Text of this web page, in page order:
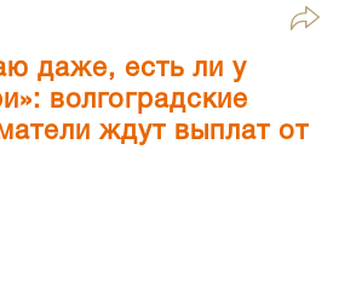
даже, есть ли у
волгоградские
ждут выплат от